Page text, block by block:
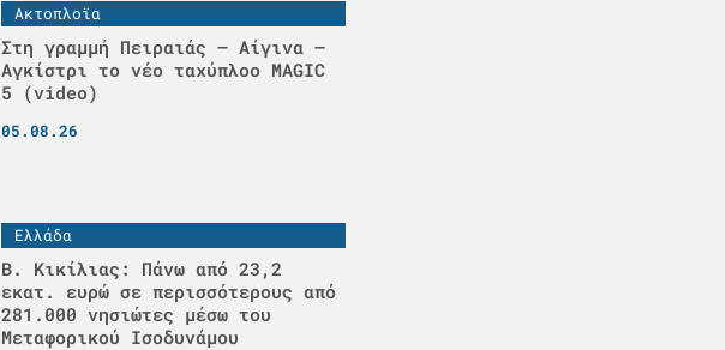
Ακτοπλοϊα
Στη γραμμή Πειραιάς – Αίγινα –
Αγκίστρι το νέο ταχύπλοο MAGIC
5 (video)
05.08.26
Ελλάδα
Β. Κικίλιας: Πάνω από 23,2
εκατ. ευρώ σε περισσότερους από
281.000 νησιώτες μέσω του
Μεταφορικού Ισοδυνάμου